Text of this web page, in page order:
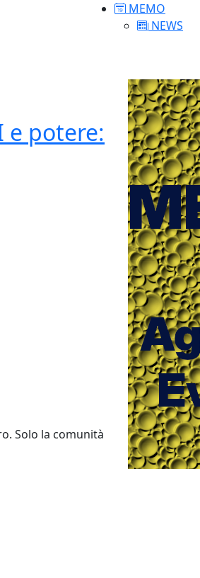
MEMO
NEWS
e potere:
Solo la comunità